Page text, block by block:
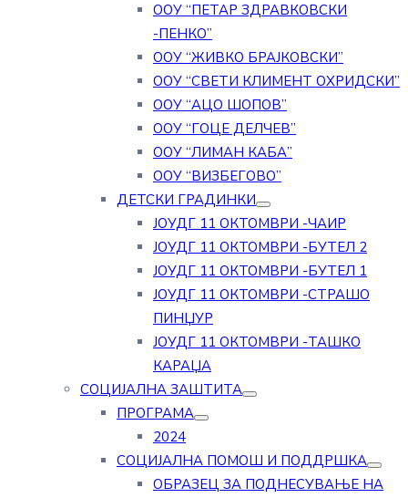
ООУ “ПЕТАР ЗДРАВКОВСКИ
-ПЕНКО”
ООУ “ЖИВКО БРАЈКОВСКИ”
ООУ “СВЕТИ КЛИМЕНТ ОХРИДСКИ”
ООУ “АЦО ШОПОВ”
ООУ “ГОЦЕ ДЕЛЧЕВ”
ООУ “ЛИМАН КАБА”
ООУ “ВИЗБЕГОВО”
ДЕТСКИ ГРАДИНКИ
ЈОУДГ 11 ОКТОМВРИ -ЧАИР
ЈОУДГ 11 ОКТОМВРИ -БУТЕЛ 2
ЈОУДГ 11 ОКТОМВРИ -БУТЕЛ 1
ЈОУДГ 11 ОКТОМВРИ -СТРАШО
ПИНЏУР
ЈОУДГ 11 ОКТОМВРИ -ТАШКО
КАРАЏА
СОЦИЈАЛНА ЗАШТИТА
ПРОГРАМА
2024
СОЦИЈАЛНА ПОМОШ И ПОДДРШКА
ОБРАЗЕЦ ЗА ПОДНЕСУВАЊЕ НА